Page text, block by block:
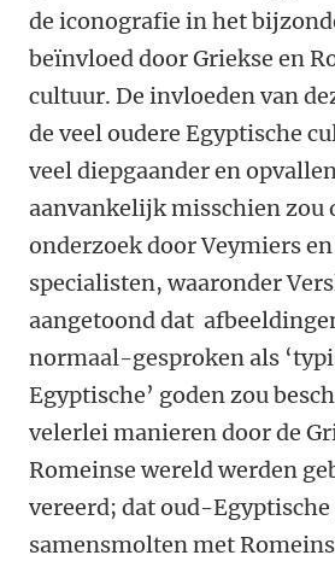
de iconografie in het
beïnvloed door Griekse en
cultuur. De invloeden van
de veel oudere Egyptische
veel diepgaander en
aanvankelijk misschien zou
onderzoek door Veymiers
specialisten, waaronder
aangetoond dat
normaal-gesproken als
Egyptische’ goden zou
velerlei manieren door de
Romeinse wereld werden
vereerd; dat oud-Egyptische
samensmolten met